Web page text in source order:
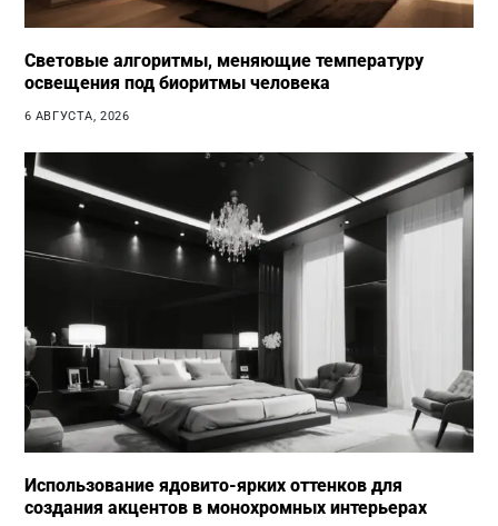
Световые алгоритмы, меняющие температуру
освещения под биоритмы человека
6 АВГУСТА, 2026
Использование ядовито-ярких оттенков для
создания акцентов в монохромных интерьерах